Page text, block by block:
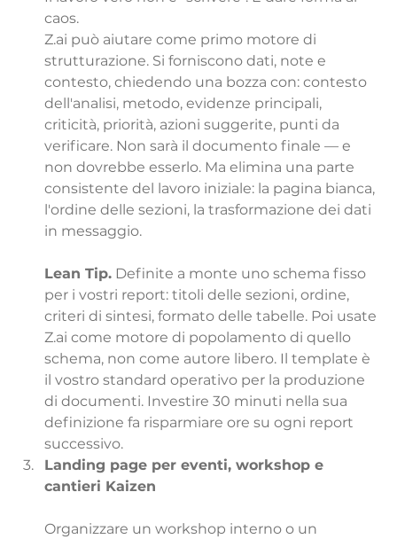
caos.
Z.ai può aiutare come primo motore di
strutturazione. Si forniscono dati, note e
contesto, chiedendo una bozza con: contesto
dell'analisi, metodo, evidenze principali,
criticità, priorità, azioni suggerite, punti da
verificare. Non sarà il documento finale — e
non dovrebbe esserlo. Ma elimina una parte
consistente del lavoro iniziale: la pagina bianca,
l'ordine delle sezioni, la trasformazione dei dati
in messaggio.
Lean Tip. Definite a monte uno schema fisso
per i vostri report: titoli delle sezioni, ordine,
criteri di sintesi, formato delle tabelle. Poi usate
Z.ai come motore di popolamento di quello
schema, non come autore libero. Il template è
il vostro standard operativo per la produzione
di documenti. Investire 30 minuti nella sua
definizione fa risparmiare ore su ogni report
successivo.
Landing page per eventi, workshop e
cantieri Kaizen
Organizzare un workshop interno o un